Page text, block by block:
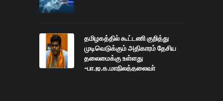
தமிழகத்தில் கூட்டணி குறித்து
முடிவெடுக்கும் அதிகாரம் தேசிய
தலைமைக்கு உள்ளது
-பா.ஜ.க.மாநிலத்தலைவா்